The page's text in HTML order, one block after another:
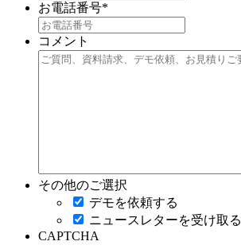
お電話番号*
コメント
その他のご選択
デモを依頼する
ニュースレターを受け取る
CAPTCHA